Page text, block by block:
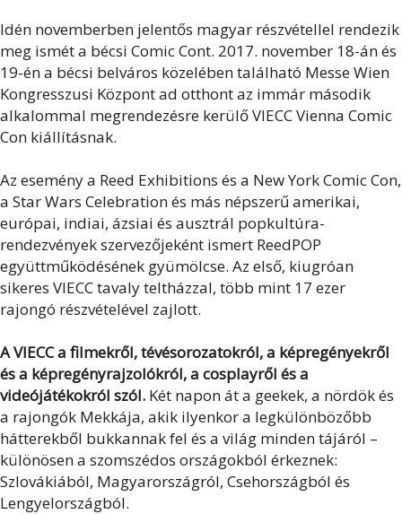
Idén novemberben jelentős magyar részvétellel rendezik
meg ismét a bécsi Comic Cont. 2017. november 18-án és
19-én a bécsi belváros közelében található Messe Wien
Kongresszusi Központ ad otthont az immár második
alkalommal megrendezésre kerülő VIECC Vienna Comic
Con kiállításnak.
Az esemény a Reed Exhibitions és a New York Comic Con,
a Star Wars Celebration és más népszerű amerikai,
európai, indiai, ázsiai és ausztrál popkultúra-
rendezvények szervezőjeként ismert ReedPOP
együttműködésének gyümölcse. Az első, kiugróan
sikeres VIECC tavaly teltházzal, több mint 17 ezer
rajongó részvételével zajlott.
A VIECC a filmekről, tévésorozatokról, a képregényekről
és a képregényrajzolókról, a cosplayről és a
videójátékokról szól. Két napon át a geekek, a nördök és
a rajongók Mekkája, akik ilyenkor a legkülönbözőbb
hátterekből bukkannak fel és a világ minden tájáról –
különösen a szomszédos országokból érkeznek:
Szlovákiából, Magyarországról, Csehországból és
Lengyelországból.